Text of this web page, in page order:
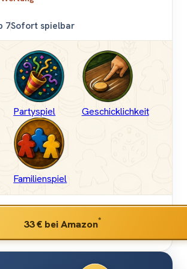
7Sofort spielbar
Partyspiel Geschicklichkeit
Familienspiel
33 € bei Amazon*